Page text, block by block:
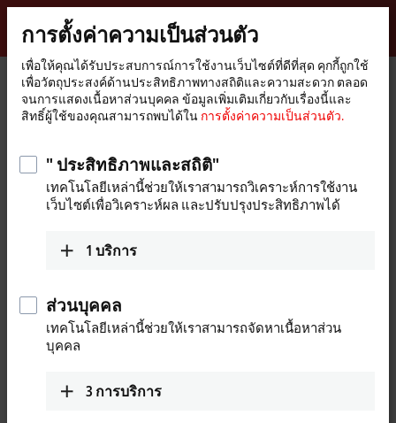
Beckhoff
-
New
Automation
Technology
myBeckhoff
หน้า
หลัก
บริษัท ข่าวสาร ATRO: The modular industrial robot system
เมื่อคุณคลิกที่ "ยอมรับ" เราจะแสดงวิดิโอและปรับการตั้งค่า
ความเป็นส่วนตัว มีการโหลดเนื้อหาวิดิโอภายนอกในระหว่าง
Nov 26, 2025
ATRO: The modular industrial robot
system
การตั้งค่าความเป็นส่วนตัว
เพื่อให้คุณได้รับประสบการณ์การใช้งานเว็บไซต์ที่ดีที่สุด คุกกี้ถูกใช้
เพื่อวัตถุประสงค์ด้านประสิทธิภาพทางสถิติและความสะดวก ตลอด
จนการแสดงเนื้อหาส่วนบุคคล ข้อมูลเพิ่มเติมเกี่ยวกับเรื่องนี้และ
สิทธิ์ผู้ใช้ของคุณสามารถพบได้ใน การตั้งค่าความเป็นส่วนตัว.
" ประสิทธิภาพและสถิติ"
เทคโนโลยีเหล่านี้ช่วยให้เราสามารถวิเคราะห์การใช้งาน
เว็บไซต์เพื่อวิเคราะห์ผล และปรับปรุงประสิทธิภาพได้
1 บริการ
ส่วนบุคคล
เทคโนโลยีเหล่านี้ช่วยให้เราสามารถจัดหาเนื้อหาส่วน
บุคคล
3 การบริการ